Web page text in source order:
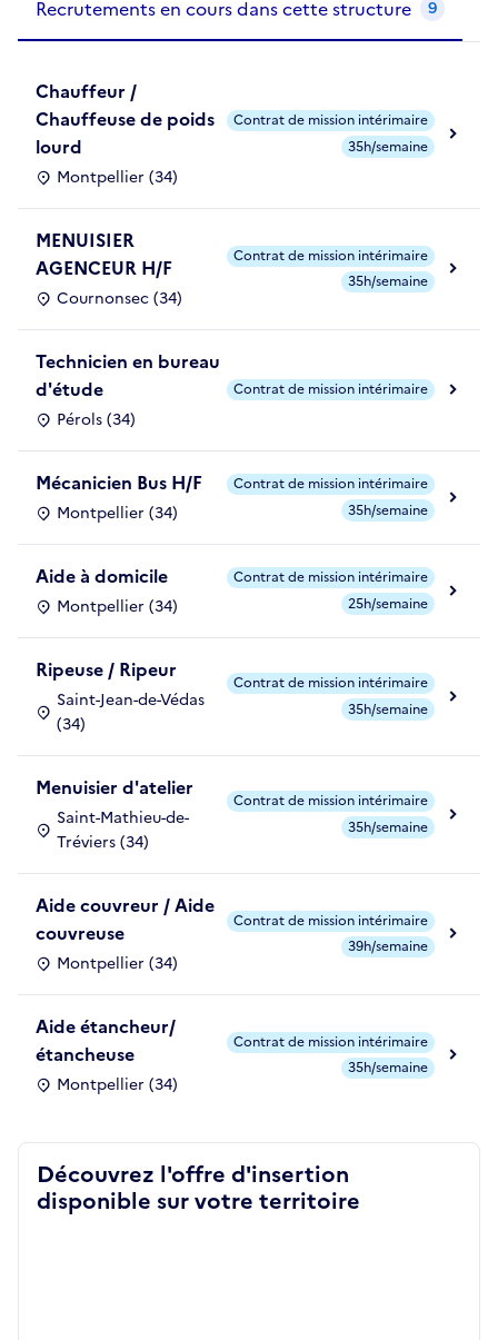
Recrutements en cours dans cette structure 9
Chauffeur /
Chauffeuse de poids
lourd
Montpellier (34)
Contrat de mission intérimaire
35h/semaine
MENUISIER
AGENCEUR H/F
Cournonsec (34)
Contrat de mission intérimaire
35h/semaine
Technicien en bureau
d'étude
Pérols (34)
Contrat de mission intérimaire
Mécanicien Bus H/F
Montpellier (34)
Contrat de mission intérimaire
35h/semaine
Aide à domicile
Montpellier (34)
Contrat de mission intérimaire
25h/semaine
Ripeuse / Ripeur
Saint-Jean-de-Védas
(34)
Contrat de mission intérimaire
35h/semaine
Menuisier d'atelier
Saint-Mathieu-de-
Tréviers (34)
Contrat de mission intérimaire
35h/semaine
Aide couvreur / Aide
couvreuse
Montpellier (34)
Contrat de mission intérimaire
39h/semaine
Aide étancheur/
étancheuse
Montpellier (34)
Contrat de mission intérimaire
35h/semaine
Découvrez l'offre d'insertion
disponible sur votre territoire